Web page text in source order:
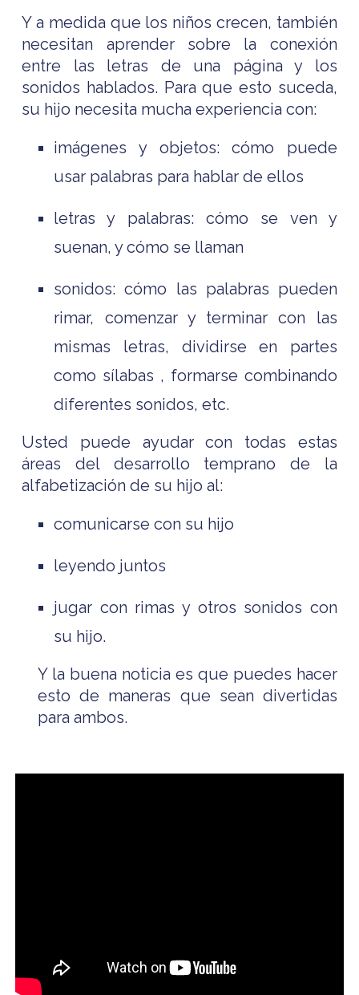
Y a medida que los niños crecen, también
necesitan aprender sobre la conexión
entre las letras de una página y los
sonidos hablados. Para que esto suceda,
su hijo necesita mucha experiencia con:
imágenes y objetos: cómo puede
usar palabras para hablar de ellos
letras y palabras: cómo se ven y
suenan, y cómo se llaman
sonidos: cómo las palabras pueden
rimar, comenzar y terminar con las
mismas letras, dividirse en partes
como sílabas , formarse combinando
diferentes sonidos, etc.
Usted puede ayudar con todas estas
áreas del desarrollo temprano de la
alfabetización de su hijo al:
comunicarse con su hijo
leyendo juntos
jugar con rimas y otros sonidos con
su hijo.
Y la buena noticia es que puedes hacer
esto de maneras que sean divertidas
para ambos.